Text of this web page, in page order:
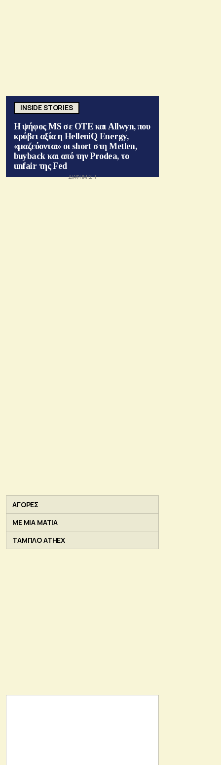
INSIDE STORIES
Η ψήφος MS σε ΟΤΕ και Allwyn, που
κρύβει αξία η HelleniQ Energy,
«μαζεύονται» οι short στη Metlen,
buyback και από την Prodea, το
unfair της Fed
ΑΓΟΡΕΣ
ΜΕ ΜΙΑ ΜΑΤΙΑ
ΤΑΜΠΛΟ ATHEX